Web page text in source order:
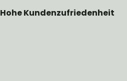
Hohe Kundenzufriedenheit